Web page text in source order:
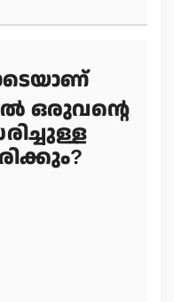
ഒരുവന്റെ